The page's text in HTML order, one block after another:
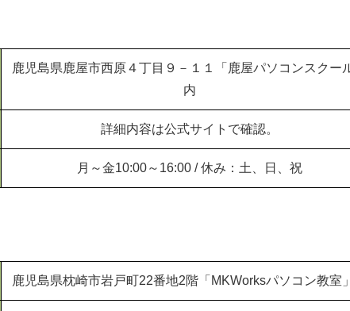
鹿児島県鹿屋市西原４丁目９－１１「鹿屋パソコンスクー
内
詳細内容は公式サイトで確認。
月～金10:00～16:00 / 休み：土、日、祝
鹿児島県枕崎市岩戸町22番地2階「MKWorksパソコン教室